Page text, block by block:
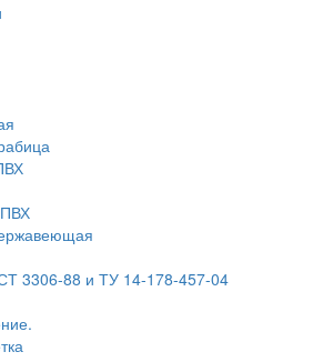
3306-88 и ТУ 14-178-457-04